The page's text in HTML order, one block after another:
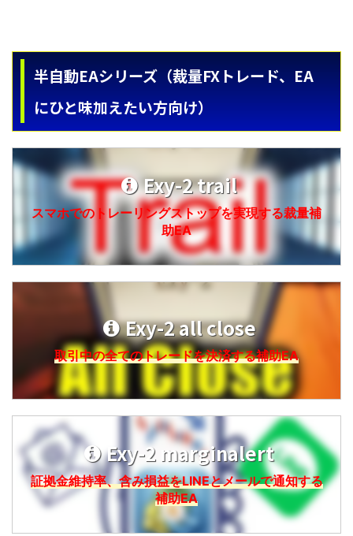
半自動EAシリーズ（裁量FXトレード、EA
にひと味加えたい方向け）
Exy-2 trail
スマホでのトレーリングストップを実現する裁量補
助EA
Exy-2 all close
取引中の全てのトレードを決済する補助EA
Exy-2 marginalert
証拠金維持率、含み損益をLINEとメールで通知する
補助EA